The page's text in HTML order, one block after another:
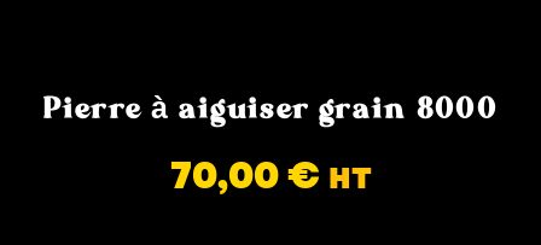
Pierre à aiguiser grain 8000
70,00€ HT